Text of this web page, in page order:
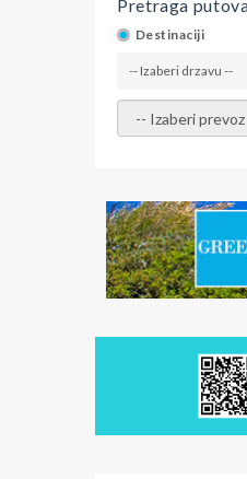
Pretraga
Destinaciji
-- Izaberi drzavu --
-- Izaberi prevoz --